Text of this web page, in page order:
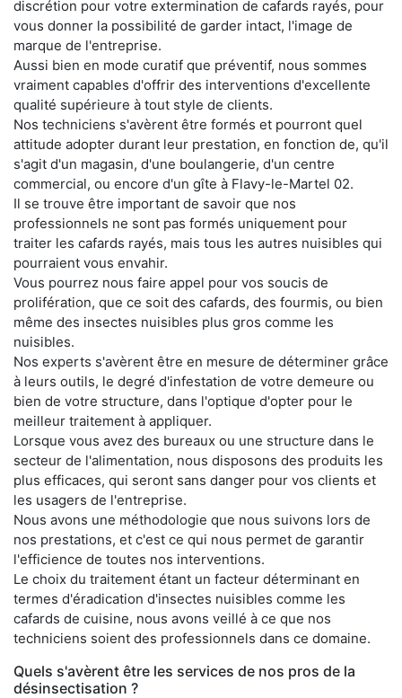
discrétion pour votre extermination de cafards rayés, pour
vous donner la possibilité de garder intact, l'image de
marque de l'entreprise.
Aussi bien en mode curatif que préventif, nous sommes
vraiment capables d'offrir des interventions d'excellente
qualité supérieure à tout style de clients.
Nos techniciens s'avèrent être formés et pourront quel
attitude adopter durant leur prestation, en fonction de, qu'il
s'agit d'un magasin, d'une boulangerie, d'un centre
commercial, ou encore d'un gîte à Flavy-le-Martel 02.
Il se trouve être important de savoir que nos
professionnels ne sont pas formés uniquement pour
traiter les cafards rayés, mais tous les autres nuisibles qui
pourraient vous envahir.
Vous pourrez nous faire appel pour vos soucis de
prolifération, que ce soit des cafards, des fourmis, ou bien
même des insectes nuisibles plus gros comme les
nuisibles.
Nos experts s'avèrent être en mesure de déterminer grâce
à leurs outils, le degré d'infestation de votre demeure ou
bien de votre structure, dans l'optique d'opter pour le
meilleur traitement à appliquer.
Lorsque vous avez des bureaux ou une structure dans le
secteur de l'alimentation, nous disposons des produits les
plus efficaces, qui seront sans danger pour vos clients et
les usagers de l'entreprise.
Nous avons une méthodologie que nous suivons lors de
nos prestations, et c'est ce qui nous permet de garantir
l'efficience de toutes nos interventions.
Le choix du traitement étant un facteur déterminant en
termes d'éradication d'insectes nuisibles comme les
cafards de cuisine, nous avons veillé à ce que nos
techniciens soient des professionnels dans ce domaine.
Quels s'avèrent être les services de nos pros de la
désinsectisation ?